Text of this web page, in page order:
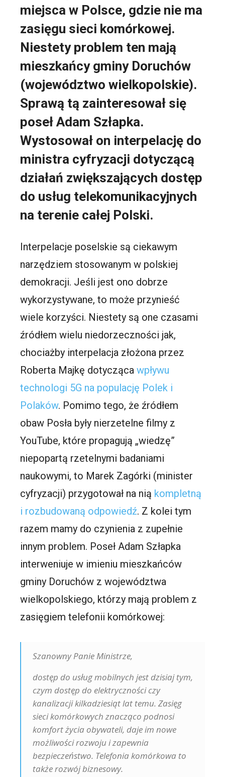
miejsca w Polsce, gdzie nie ma
zasięgu sieci komórkowej.
Niestety problem ten mają
mieszkańcy gminy Doruchów
(województwo wielkopolskie).
Sprawą tą zainteresował się
poseł Adam Szłapka.
Wystosował on interpelację do
ministra cyfryzacji dotyczącą
działań zwiększających dostęp
do usług telekomunikacyjnych
na terenie całej Polski.
Interpelacje poselskie są ciekawym
narzędziem stosowanym w polskiej
demokracji. Jeśli jest ono dobrze
wykorzystywane, to może przynieść
wiele korzyści. Niestety są one czasami
źródłem wielu niedorzeczności jak,
chociażby interpelacja złożona przez
Roberta Majkę dotyczącawpływu
technologi 5G na populację Polek i
Polaków. Pomimo tego, że źródłem
obaw Posła były nierzetelne filmy z
YouTube, które propagują „wiedzę”
niepopartą rzetelnymi badaniami
naukowymi, to Marek Zagórki (minister
cyfryzacji) przygotował na nią kompletną
i rozbudowaną odpowiedź. Z kolei tym
razem mamy do czynienia z zupełnie
innym problem. Poseł Adam Szłapka
interweniuje w imieniu mieszkańców
gminy Doruchów z województwa
wielkopolskiego, którzy mają problem z
zasięgiem telefonii komórkowej:
Szanowny Panie Ministrze,
dostęp do usług mobilnych jest dzisiaj tym,
czym dostęp do elektryczności czy
kanalizacji kilkadziesiąt lat temu. Zasięg
sieci komórkowych znacząco podnosi
komfort życia obywateli, daje im nowe
możliwości rozwoju i zapewnia
bezpieczeństwo. Telefonia komórkowa to
także rozwój biznesowy.